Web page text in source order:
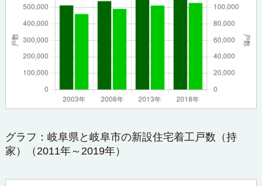
グラフ：岐阜県と岐阜市の新設住宅着工戸数（持
家）（2011年～2019年）